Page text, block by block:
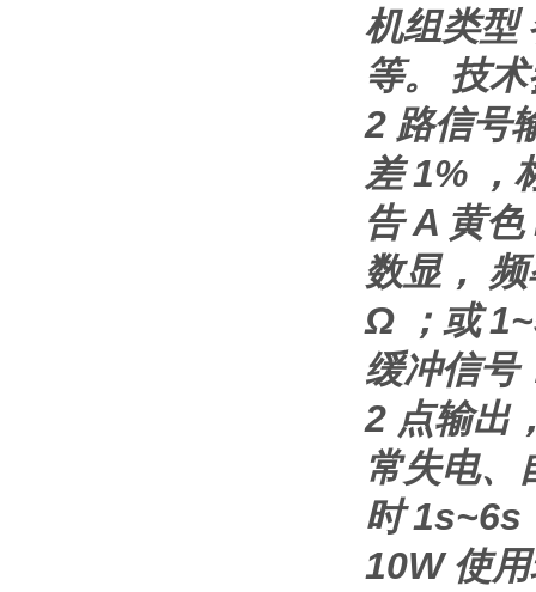
机组类型
等。 技
2 路信号
差 1% ，
告 A 黄
数显，
Ω ；或
缓冲信号
2 点输出
常失电、
时 1s~6s
10W 使